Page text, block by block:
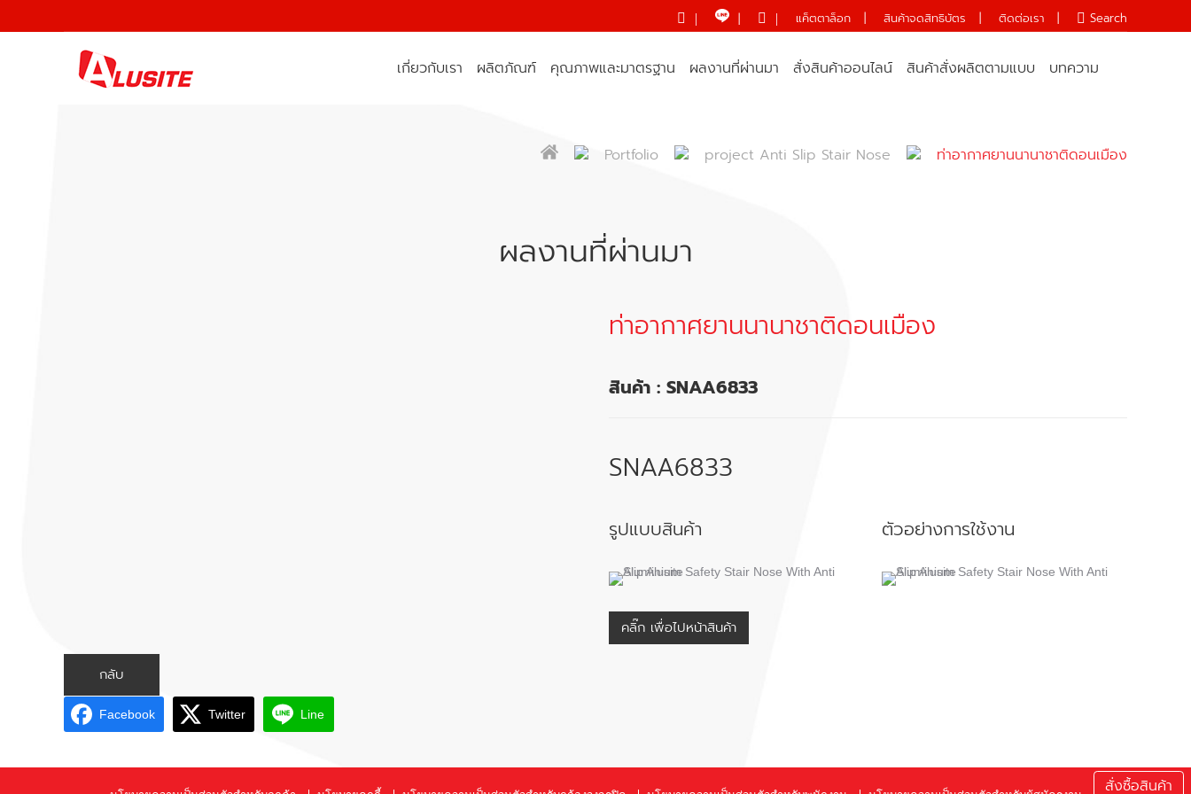
| | | แค็ตตาล็อก | สินค้าจดสิทธิบัตร | ติดต่อเรา | Search:
Search
เกี่ยวกับเรา ผลิตภัณฑ์ คุณภาพและมาตรฐาน ผลงานที่ผ่านมา สั่งสินค้าออนไลน์ สินค้าสั่งผลิตตามแบบ บทความ
Portfolio project Anti Slip Stair Nose ท่าอากาศยานนานาชาติดอนเมือง
ผลงานที่ผ่านมา
ท่าอากาศยานนานาชาติดอนเมือง
สินค้า : SNAA6833
SNAA6833
รูปแบบสินค้า ตัวอย่างการใช้งาน
คลิ๊ก เพื่อไปหน้าสินค้า
กลับ
Facebook Twitter Line
สั่งซื้อสินค้า